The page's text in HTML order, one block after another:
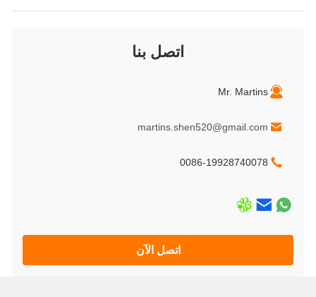
اتصل بنا
Mr. Martins
martins.shen520@gmail.com
0086-19928740078
اتصل الآن